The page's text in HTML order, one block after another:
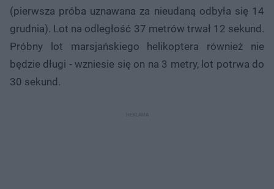
(pierwsza próba uznawana za nieudaną odbyła się 14
grudnia). Lot na odległość 37 metrów trwał 12 sekund.
Próbny lot marsjańskiego helikoptera również nie
będzie długi - wzniesie się on na 3 metry, lot potrwa do
30 sekund.